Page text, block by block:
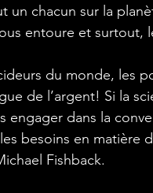
un chacun sur la
entoure et surtout,
du monde, les
de l’argent! Si la
engager dans la
besoins en matière
Fishback.